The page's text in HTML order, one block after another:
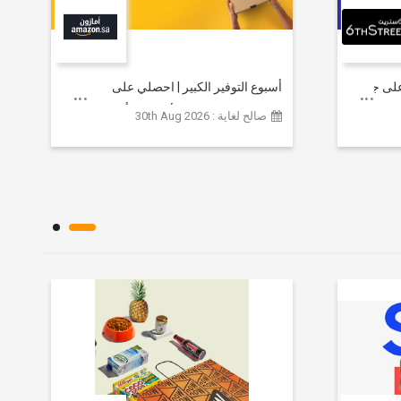
يصل إلى 80% على جميع
أسبوع التوفير الكبير | احصلي على
مستلزمات التجميل الأساسية بأسعار تبدأ
صالح لغاية : 30th Aug 2026